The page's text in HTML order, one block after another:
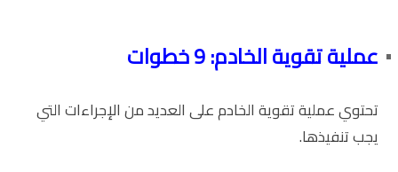
عملية تقوية الخادم: 9 خطوات
تحتوي عملية تقوية الخادم على العديد من الإجراءات التي
يجب تنفيذها.